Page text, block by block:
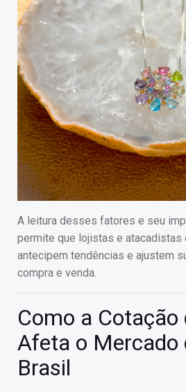
A leitura desses fatores e seu
permite que lojistas e atacadistas
antecipem tendências e ajustem
compra e venda.
Como a Cotação
Afeta o Mercado
Brasil